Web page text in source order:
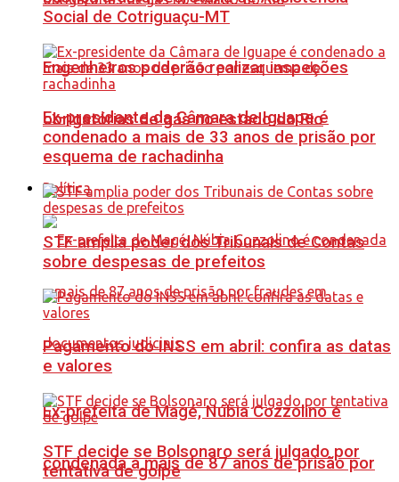
Engenheiros poderão realizar inspeções
obrigatórias de gás no estado do Rio
Política
Ex-prefeita de Magé, Núbia Cozzolino é
condenada a mais de 87 anos de prisão por
Social de Cotriguaçu-MT
Ex-presidente da Câmara de Iguape é
condenado a mais de 33 anos de prisão por
esquema de rachadinha
STF amplia poder dos Tribunais de Contas
sobre despesas de prefeitos
Pagamento do INSS em abril: confira as datas
e valores
STF decide se Bolsonaro será julgado por
tentativa de golpe